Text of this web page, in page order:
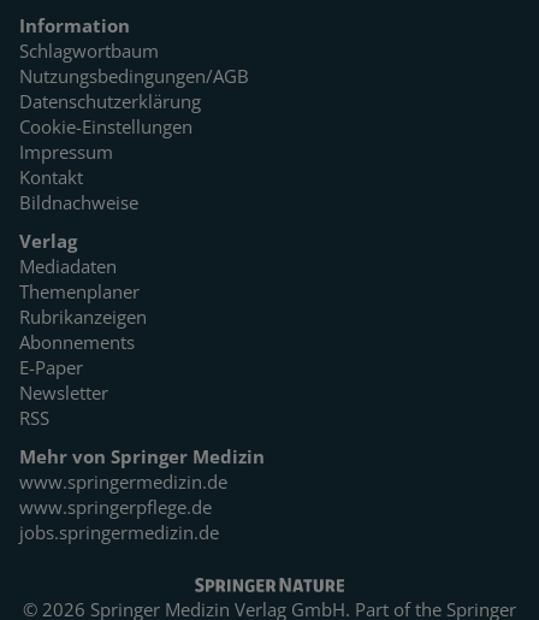
Information
Schlagwortbaum
Nutzungsbedingungen/AGB
Datenschutzerklärung
Cookie-Einstellungen
Impressum
Kontakt
Bildnachweise
Verlag
Mediadaten
Themenplaner
Rubrikanzeigen
Abonnements
E-Paper
Newsletter
RSS
Mehr von Springer Medizin
www.springermedizin.de
www.springerpflege.de
jobs.springermedizin.de
© 2026 Springer Medizin Verlag GmbH. Part of the Springer